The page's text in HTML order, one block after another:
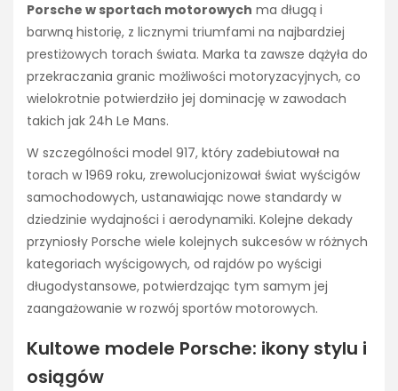
Porsche w sportach motorowych ma długą i
barwną historię, z licznymi triumfami na najbardziej
prestiżowych torach świata. Marka ta zawsze dążyła do
przekraczania granic możliwości motoryzacyjnych, co
wielokrotnie potwierdziło jej dominację w zawodach
takich jak 24h Le Mans.
W szczególności model 917, który zadebiutował na
torach w 1969 roku, zrewolucjonizował świat wyścigów
samochodowych, ustanawiając nowe standardy w
dziedzinie wydajności i aerodynamiki. Kolejne dekady
przyniosły Porsche wiele kolejnych sukcesów w różnych
kategoriach wyścigowych, od rajdów po wyścigi
długodystansowe, potwierdzając tym samym jej
zaangażowanie w rozwój sportów motorowych.
Kultowe modele Porsche: ikony stylu i
osiągów